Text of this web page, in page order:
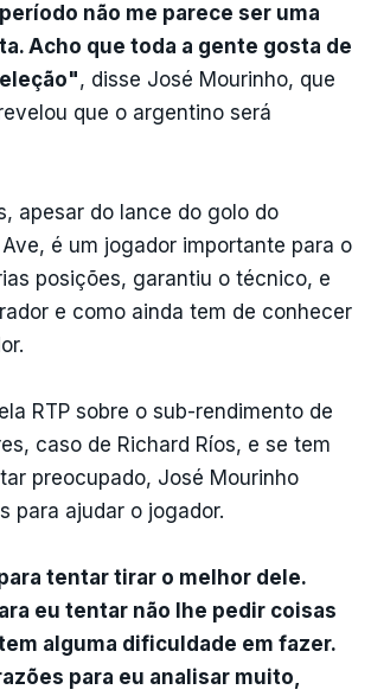
não me parece ser uma
Acho que toda a gente gosta de
, disse José Mourinho, que
que o argentino será
apesar do lance do golo do
é um jogador importante para o
posições, garantiu o técnico, e
e como ainda tem de conhecer
RTP sobre o sub-rendimento de
caso de Richard Ríos, e se tem
preocupado, José Mourinho
para ajudar o jogador.
tentar tirar o melhor dele.
eu tentar não lhe pedir coisas
alguma dificuldade em fazer.
para eu analisar muito,